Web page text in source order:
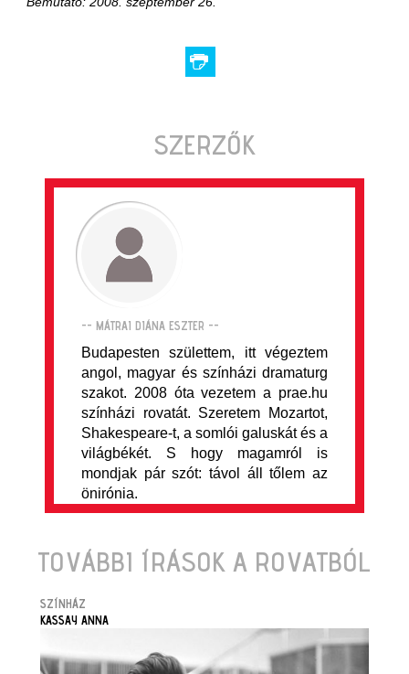
SZERZŐK
-- MÁTRAI DIÁNA ESZTER --
Budapesten születtem, itt végeztem
angol, magyar és színházi dramaturg
szakot. 2008 óta vezetem a prae.hu
színházi rovatát. Szeretem Mozartot,
Shakespeare-t, a somlói galuskát és a
világbékét. S hogy magamról is
mondjak pár szót: távol áll tőlem az
önirónia.
TOVÁBBI ÍRÁSOK A ROVATBÓL
SZÍNHÁZ
KASSAY ANNA